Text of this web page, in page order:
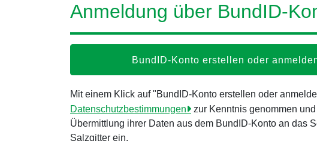
Anmeldung über BundID-
BundID-Konto erstellen oder
Mit einem Klick auf "BundID-Konto erstellen oder
Datenschutzbestimmungen
zur Kenntnis genommen
Übermittlung ihrer Daten aus dem BundID-Konto an das
Salzgitter ein.